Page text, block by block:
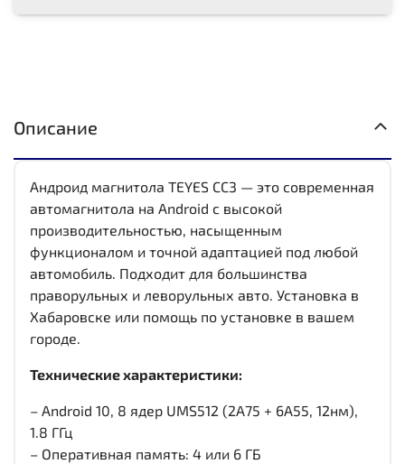
Описание
Андроид магнитола TEYES CC3 — это современная
автомагнитола на Android с высокой
производительностью, насыщенным
функционалом и точной адаптацией под любой
автомобиль. Подходит для большинства
праворульных и леворульных авто. Установка в
Хабаровске или помощь по установке в вашем
городе.
Технические характеристики:
– Android 10, 8 ядер UMS512 (2A75 + 6A55, 12нм),
1.8 ГГц
– Оперативная память: 4 или 6 ГБ